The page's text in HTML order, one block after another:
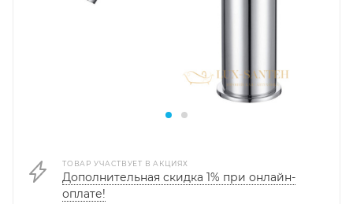
ТОВАР УЧАСТВУЕТ В АКЦИЯХ
Дополнительная скидка 1% при онлайн-
оплате!